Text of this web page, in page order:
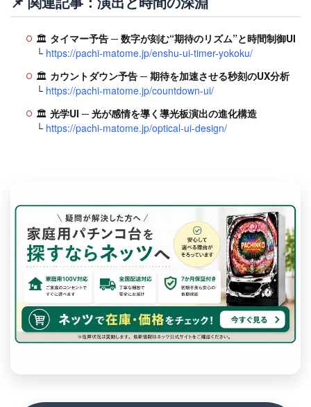
🏛️ タイマー予告 ─ 数字が刻む“期待のリズム”と時間制御UI
└ https://pachi-matome.jp/enshu-ui-timer-yokoku/
🏛️ カウントダウン予告 ─ 期待を加速させる秒刻のUX分析
└ https://pachi-matome.jp/countdown-ui/
🏛️ 光学UI ─ 光が感情を導く導光板演出の進化構造
└ https://pachi-matome.jp/optical-ui-design/